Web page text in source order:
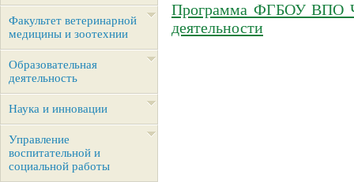
Факультет ветеринарной
медицины и зоотехнии
Образовательная
деятельность
Наука и инновации
Управление
воспитательной и
социальной работы
Программа ФГБОУ ВПО
деятельности